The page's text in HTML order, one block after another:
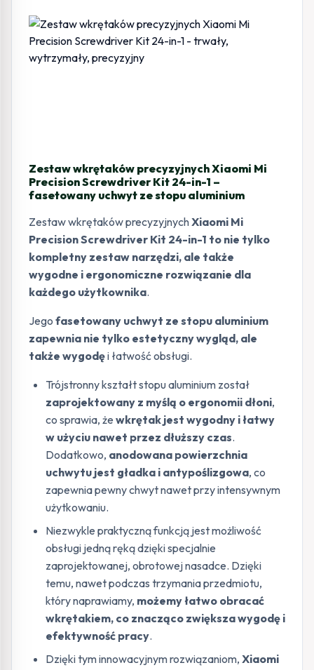
Zestaw wkrętaków precyzyjnych Xiaomi Mi
Precision Screwdriver Kit 24-in-1 –
fasetowany uchwyt ze stopu aluminium
Zestaw wkrętaków precyzyjnychXiaomi Mi
Precision Screwdriver Kit 24-in-1 to nie tylko
kompletny zestaw narzędzi, ale także
wygodne i ergonomiczne rozwiązanie dla
każdego użytkownika.
Jego fasetowany uchwyt ze stopu aluminium
zapewnia nie tylko estetyczny wygląd, ale
także wygodęi łatwość obsługi.
Trójstronny kształt stopu aluminium został
zaprojektowany z myślą o ergonomii dłoni,
co sprawia, że wkrętak jest wygodny i łatwy
w użyciu nawet przez dłuższy czas.
Dodatkowo, anodowana powierzchnia
uchwytu jest gładka i antypoślizgowa, co
zapewnia pewny chwyt nawet przy intensywnym
użytkowaniu.
Niezwykle praktyczną funkcją jest możliwość
obsługi jedną ręką dzięki specjalnie
zaprojektowanej, obrotowej nasadce. Dzięki
temu, nawet podczas trzymania przedmiotu,
który naprawiamy, możemy łatwo obracać
wkrętakiem, co znacząco zwiększa wygodę i
efektywność pracy.
Dzięki tym innowacyjnym rozwiązaniom, Xiaomi